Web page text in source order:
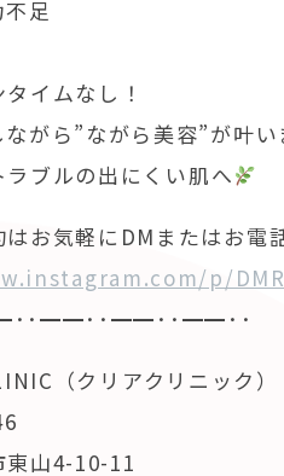
足
イムなし！
ながら”ながら美容”が叶い
ブルの出にくい肌へ
お気軽にDMまたはお電
p/
･･━━･･━━･･━━･･
（クリアクリニック）
東山4-10-11